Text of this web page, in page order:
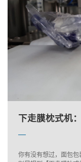
嘉兴蔬菜包装
上走膜包装机
下走膜枕式机
你有没有想过，面包
嘉兴蔬菜包装
上走膜包装机